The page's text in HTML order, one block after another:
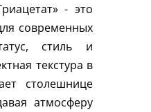
- это
современных
стиль и
текстура в
столешнице
атмосферу